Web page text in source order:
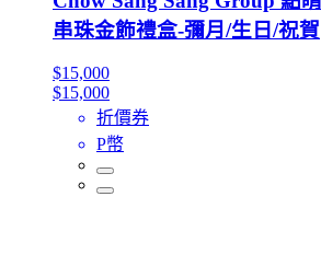
串珠金飾禮盒-彌月/生日/祝賀
$15,000
$15,000
折價券
P幣